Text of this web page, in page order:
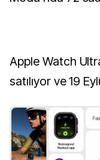
Apple Watch
satılıyor ve 19